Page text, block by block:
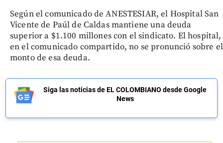
Según el comunicado de ANESTESIAR, el Hospital San
Vicente de Paúl de Caldas mantiene una deuda
superior a $1.100 millones con el sindicato. El hospital,
en el comunicado compartido, no se pronunció sobre el
monto de esa deuda.
Siga las noticias de EL COLOMBIANO desde Google
News